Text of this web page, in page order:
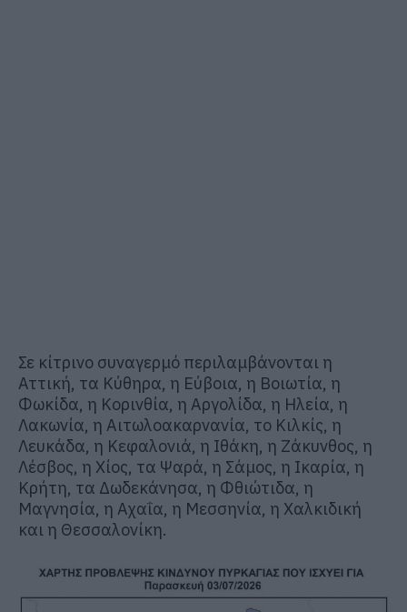
Σε κίτρινο συναγερμό περιλαμβάνονται η
Αττική, τα Κύθηρα, η Εύβοια, η Βοιωτία, η
Φωκίδα, η Κορινθία, η Αργολίδα, η Ηλεία, η
Λακωνία, η Αιτωλοακαρνανία, το Κιλκίς, η
Λευκάδα, η Κεφαλονιά, η Ιθάκη, η Ζάκυνθος, η
Λέσβος, η Χίος, τα Ψαρά, η Σάμος, η Ικαρία, η
Κρήτη, τα Δωδεκάνησα, η Φθιώτιδα, η
Μαγνησία, η Αχαΐα, η Μεσσηνία, η Χαλκιδική
και η Θεσσαλονίκη.